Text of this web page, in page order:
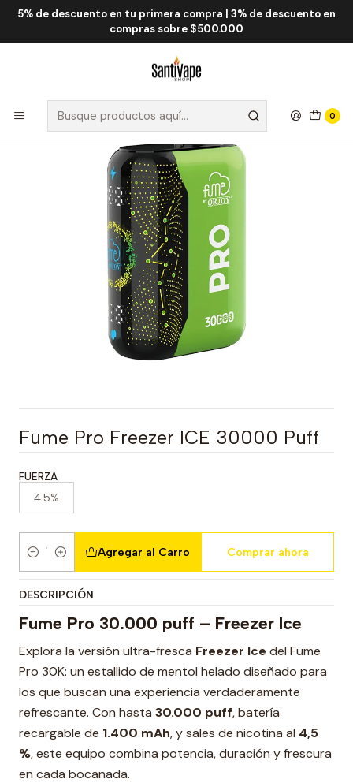
5% de descuento en tu primera compra | 3% de descuento en
compras sobre $500.000
0
Inicio Fume QRJOY Fume Pro 30.000 Puff
Fume Pro Freezer ICE 30000 Puff
Fume Pro Freezer ICE 30000 Puff
FUERZA
4.5%
Cantidad
Agregar al Carro Comprar ahora
DESCRIPCIÓN
Fume Pro 30.000 puff – Freezer Ice
Explora la versión ultra-fresca Freezer Ice del Fume
Pro 30K: un estallido de mentol helado diseñado para
los que buscan una experiencia verdaderamente
refrescante. Con hasta 30.000 puff, batería
recargable de 1.400 mAh, y sales de nicotina al 4,5
%, este equipo combina potencia, duración y frescura
en cada bocanada.